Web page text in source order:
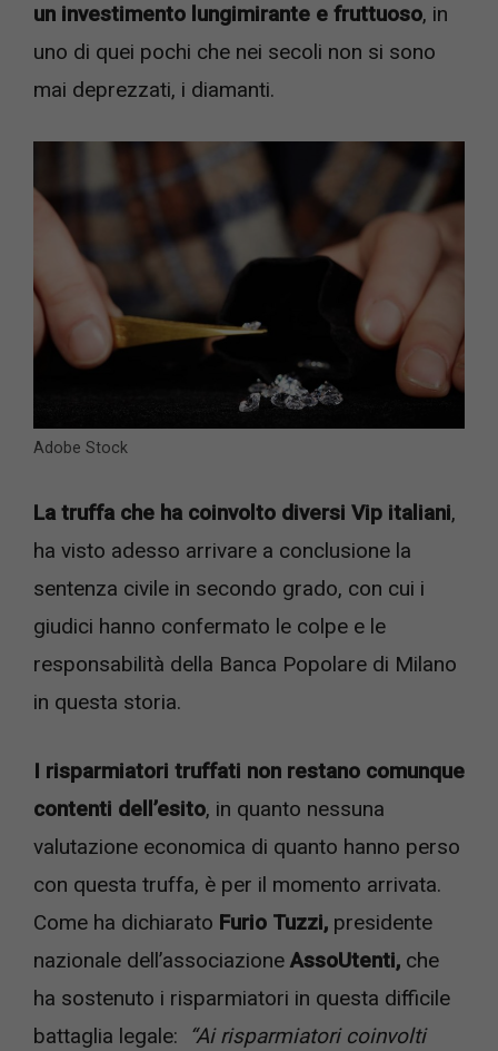
un investimento lungimirante e fruttuoso, in
uno di quei pochi che nei secoli non si sono
mai deprezzati, i diamanti.
Adobe Stock
La truffa che ha coinvolto diversi Vip italiani,
ha visto adesso arrivare a conclusione la
sentenza civile in secondo grado, con cui i
giudici hanno confermato le colpe e le
responsabilità della Banca Popolare di Milano
in questa storia.
I risparmiatori truffati non restano comunque
contenti dell’esito, in quanto nessuna
valutazione economica di quanto hanno perso
con questa truffa, è per il momento arrivata.
Come ha dichiarato Furio Tuzzi, presidente
nazionale dell’associazioneAssoUtenti, che
ha sostenuto i risparmiatori in questa difficile
battaglia legale:
“Ai risparmiatori coinvolti